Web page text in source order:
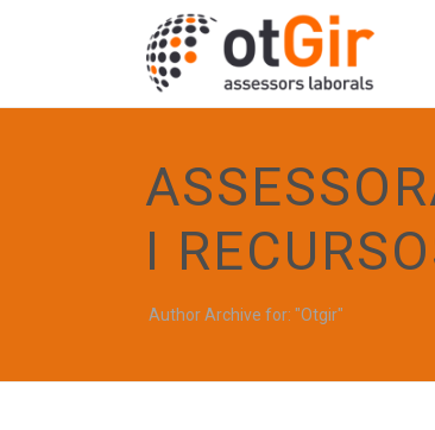
I
Author Archive for: "Otgir"